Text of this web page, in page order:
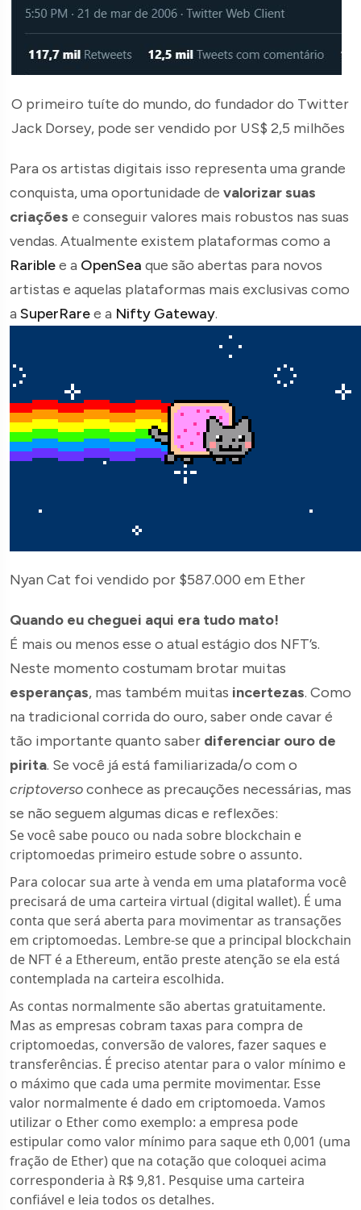
O primeiro tuíte do mundo, do fundador do Twitter
Jack Dorsey, pode ser vendido por US$ 2,5 milhões
Para os artistas digitais isso representa uma grande
conquista, uma oportunidade de valorizar suas
criações e conseguir valores mais robustos nas suas
vendas. Atualmente existem plataformas como a
Rariblee a OpenSea que são abertas para novos
artistas e aquelas plataformas mais exclusivas como
a SuperRaree a Nifty Gateway.
Nyan Cat foi vendido por $587.000 em Ether
Quando eu cheguei aqui era tudo mato!
É mais ou menos esse o atual estágio dos NFT’s.
Neste momento costumam brotar muitas
esperanças, mas também muitas incertezas. Como
na tradicional corrida do ouro, saber onde cavar é
tão importante quanto saber diferenciar ouro de
pirita. Se você já está familiarizada/o com o
criptoversoconhece as precauções necessárias, mas
se não seguem algumas dicas e reflexões:
Se você sabe pouco ou nada sobre blockchain e
criptomoedas primeiro estude sobre o assunto.
Para colocar sua arte à venda em uma plataforma você
precisará de uma carteira virtual (digital wallet). É uma
conta que será aberta para movimentar as transações
em criptomoedas. Lembre-se que a principal blockchain
de NFT é a Ethereum, então preste atenção se ela está
contemplada na carteira escolhida.
As contas normalmente são abertas gratuitamente.
Mas as empresas cobram taxas para compra de
criptomoedas, conversão de valores, fazer saques e
transferências. É preciso atentar para o valor mínimo e
o máximo que cada uma permite movimentar. Esse
valor normalmente é dado em criptomoeda. Vamos
utilizar o Ether como exemplo: a empresa pode
estipular como valor mínimo para saque eth 0,001 (uma
fração de Ether) que na cotação que coloquei acima
corresponderia à R$ 9,81. Pesquise uma carteira
confiável e leia todos os detalhes.